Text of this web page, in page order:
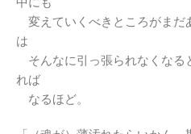
変えていくべきところがまだ
は
そんなに引っ張られなくなる
れば
なるほど。